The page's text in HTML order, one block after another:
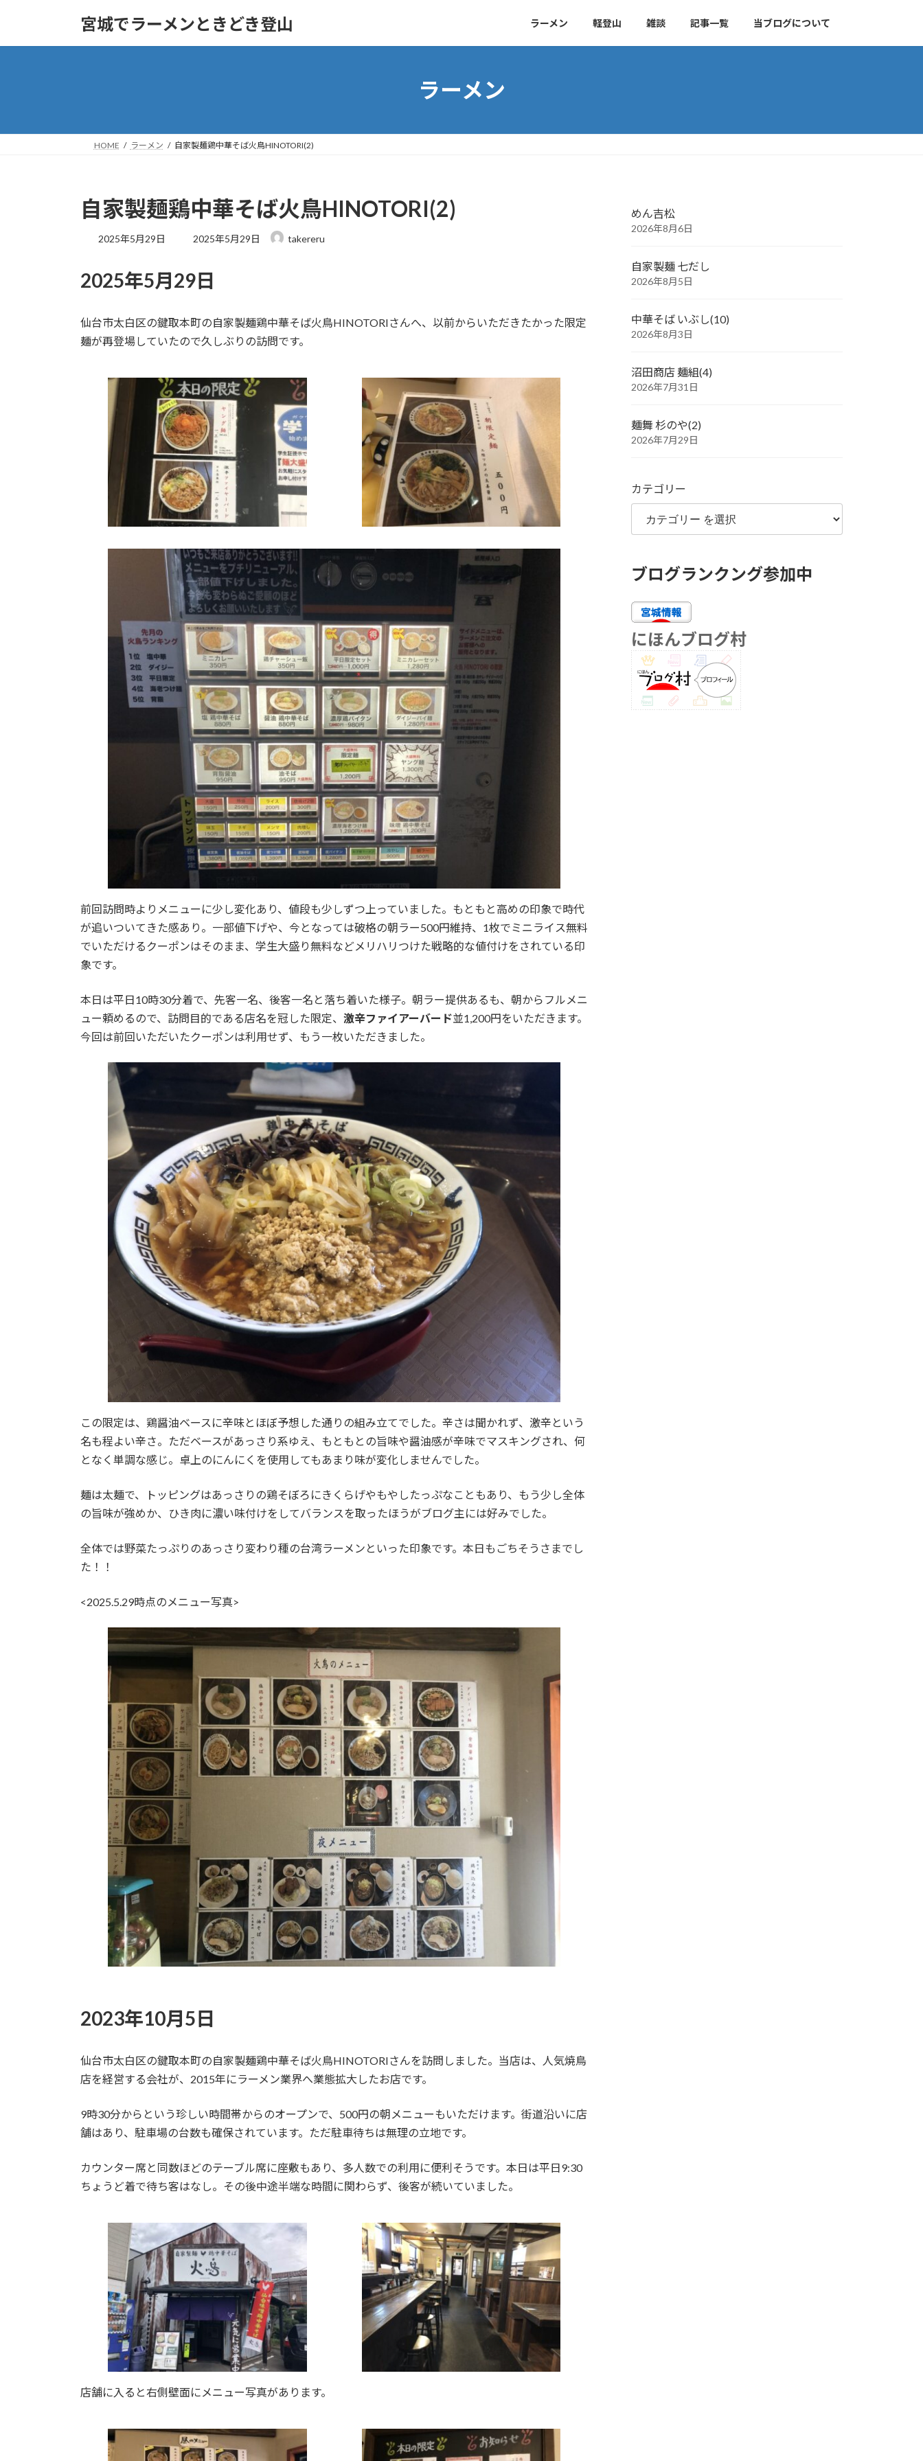
宮城でラーメンときどき登山 ラーメン 軽登山 雑談 記事一覧 当ブログについて
ラーメン
HOME ラーメン 自家製麺鶏中華そば火鳥HINOTORI(2)
自家製麺鶏中華そば火鳥HINOTORI(2)
2025年5月29日
最
新
日
:
2025年5月29日 takereru
2025年5月29日
仙台市太白区の鍵取本町の自家製麺鶏中華そば火鳥HINOTORIさんへ、以前からいただきたかった限定
麺が再登場していたので久しぶりの訪問です。
前回訪問時よりメニューに少し変化あり、値段も少しずつ上っていました。もともと高めの印象で時代
が追いついてきた感あり。一部値下げや、今となっては破格の朝ラー500円維持、1枚でミニライス無料
でいただけるクーポンはそのまま、学生大盛り無料などメリハリつけた戦略的な値付けをされている印
象です。
本日は平日10時30分着で、先客一名、後客一名と落ち着いた様子。朝ラー提供あるも、朝からフルメニ
ュー頼めるので、訪問目的である店名を冠した限定、 激辛ファイアーバード並1,200円をいただきます。
今回は前回いただいたクーポンは利用せず、もう一枚いただきました。
この限定は、鶏醤油ベースに辛味とほぼ予想した通りの組み立てでした。辛さは聞かれず、激辛という
名も程よい辛さ。ただベースがあっさり系ゆえ、もともとの旨味や醤油感が辛味でマスキングされ、何
となく単調な感じ。卓上のにんにくを使用してもあまり味が変化しませんでした。
麺は太麺で、トッピングはあっさりの鶏そぼろにきくらげやもやしたっぷなこともあり、もう少し全体
の旨味が強めか、ひき肉に濃い味付けをしてバランスを取ったほうがブログ主には好みでした。
全体では野菜たっぷりのあっさり変わり種の台湾ラーメンといった印象です。本日もごちそうさまでし
た！！
<2025.5.29時点のメニュー写真>
2023年10月5日
仙台市太白区の鍵取本町の自家製麺鶏中華そば火鳥HINOTORIさんを訪問しました。当店は、人気焼鳥
店を経営する会社が、2015年にラーメン業界へ業態拡大したお店です。
9時30分からという珍しい時間帯からのオープンで、500円の朝メニューもいただけます。街道沿いに店
舗はあり、駐車場の台数も確保されています。ただ駐車待ちは無理の立地です。
カウンター席と同数ほどのテーブル席に座敷もあり、多人数での利用に便利そうです。本日は平日9:30
ちょうど着で待ち客はなし。その後中途半端な時間に関わらず、後客が続いていました。
店舗に入ると右側壁面にメニュー写真があります。
めん吉松
2026年8月6日
自家製麺 七だし
2026年8月5日
中華そば いぶし(10)
2026年8月3日
沼田商店 麺組(4)
2026年7月31日
麺舞 杉のや(2)
2026年7月29日
カテゴリー
ブログランクング参加中
にほんブログ村